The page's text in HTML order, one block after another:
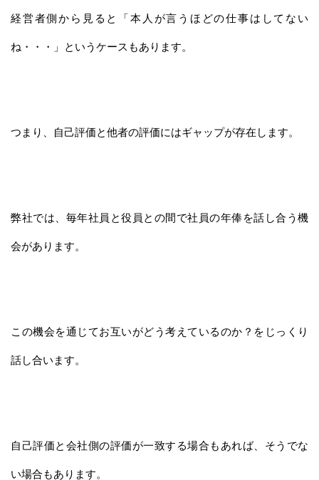
経営者側から見ると「本人が言うほどの仕事はしてない
ね・・・」というケースもあります。
つまり、自己評価と他者の評価にはギャップが存在します。
弊社では、毎年社員と役員との間で社員の年俸を話し合う機
会があります。
この機会を通じてお互いがどう考えているのか？をじっくり
話し合います。
自己評価と会社側の評価が一致する場合もあれば、そうでな
い場合もあります。